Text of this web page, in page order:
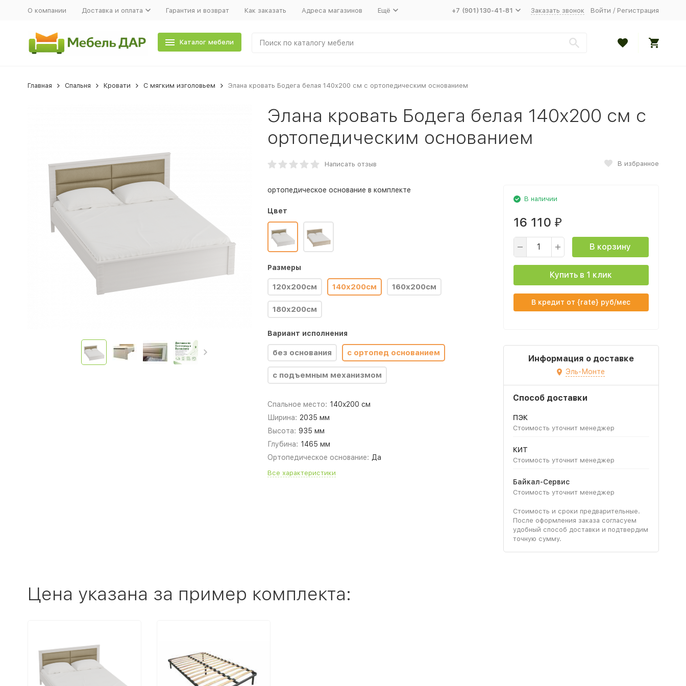
О компании Доставка и оплата Гарантия и возврат Как заказать Адреса магазинов Ещё +7 (901)130-41-81 Заказать звонок Войти / Регистрация
Каталог мебели
Главная Спальня Кровати С мягким изголовьем Элана кровать Бодега белая 140x200 см с ортопедическим основанием
Элана кровать Бодега белая 140x200 см с
ортопедическим основанием
Написать отзыв В избранное
ортопедическое основание в комплекте
Цвет
Размеры
120х200см 140х200см 160х200см
180х200см
Вариант исполнения
без основания с ортопед основанием
с подъемным механизмом
Спальное место: 140x200 см
Ширина: 2035 мм
Высота: 935 мм
Глубина: 1465 мм
Ортопедическое основание: Да
Все характеристики
В наличии
16 110 ₽
В корзину
Купить в 1 клик
В кредит от {rate} руб/мес
Информация о доставке
Эль-Монте
Способ доставки
ПЭК
Стоимость уточнит менеджер
КИТ
Стоимость уточнит менеджер
Байкал-Сервис
Стоимость уточнит менеджер
Стоимость и сроки предварительные.
После оформления заказа согласуем
удобный способ доставки и подтвердим
точную сумму.
Цена указана за пример комплекта: